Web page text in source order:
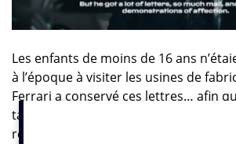
Les enfants de moins de 16 ans
à l’époque à visiter les usines de
Ferrari a conservé ces lettres… afin
tard, le rêve de ces 3 garçons
réalisé.